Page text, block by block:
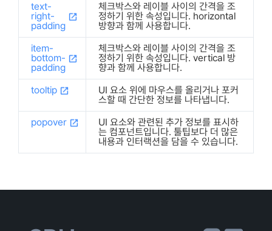
text-
right-
padding
체크박스와 레이블 사이의 간격을 조
정하기 위한 속성입니다. horizontal
방향과 함께 사용합니다.
item-
bottom-
padding
체크박스와 레이블 사이의 간격을 조
정하기 위한 속성입니다. vertical 방
향과 함께 사용합니다.
tooltip
UI 요소 위에 마우스를 올리거나 포커
스할 때 간단한 정보를 나타냅니다.
popover
UI 요소와 관련된 추가 정보를 표시하
는 컴포넌트입니다. 툴팁보다 더 많은
내용과 인터랙션을 담을 수 있습니다.